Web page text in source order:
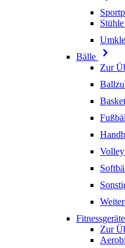
Bälle
Zur
Fitnessgeräte
Zur